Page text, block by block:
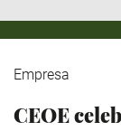
Empresa
CEOE